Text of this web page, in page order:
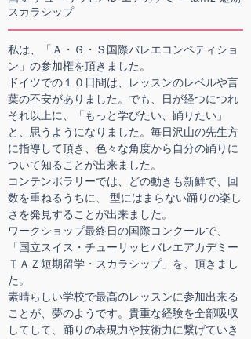
スカラシップ
私は、「Ａ・Ｇ・Ｓ国際バレエコンペティショ
ン」の参加権を頂きました。
ドイツでの１０日間は、レッスンのレベルや言
葉の不安がありました。でも、日が経つにつれ
それ以上に、「もっと学びたい、踊りたい」
と、思うようになりました。毎日沢山の先生方
に指導して頂き、色々な角度から自分の踊りに
ついて知ることが出来ました。
コンテンポラリーでは、どの動きも新鮮で、回
数を重ねるうちに、 型にはまらない踊りの楽し
さを発見することが出来ました。
ワークショップ最終日の国際コンクールで、
「国立スイス・チューリッヒバレエアカデミー
ＴＡＺ短期留学・スカラシップ」を、頂きまし
た。
素晴らしい学校で最高のレッスンに参加出来る
ことが、夢のようです。貴重な経験を全部吸収
してして、踊りの表現力や技術力に繋げていき